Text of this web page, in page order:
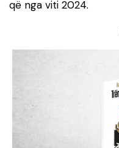
që nga viti 2024.